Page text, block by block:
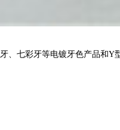
、七彩牙等电镀牙色产品和Y